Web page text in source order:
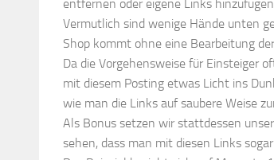
entfernen oder eigene Links
Vermutlich sind wenige Hände unten
Shop kommt ohne eine Bearbeitung
Da die Vorgehensweise für Einsteiger
mit diesem Posting etwas Licht ins
wie man die Links auf saubere Weise
Als Bonus setzen wir stattdessen
sehen, dass man mit diesen Links